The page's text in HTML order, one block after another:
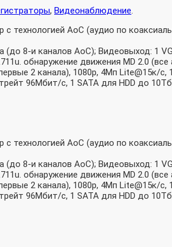
, Видеонаблюдение.
технологией AoC (аудио по
(до 8-и каналов AoC); Видеовыход: 1
обнаружение движения MD 2.0
2 канала), 1080p, 4Мп Lite@15к/
96Мбит/с, 1 SATA для HDD до
технологией AoC (аудио по
(до 8-и каналов AoC); Видеовыход: 1
обнаружение движения MD 2.0
2 канала), 1080p, 4Мп Lite@15к/
96Мбит/с, 1 SATA для HDD до